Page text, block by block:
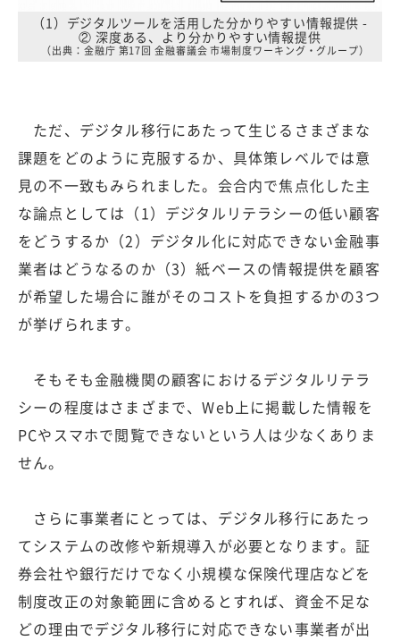
（1）デジタルツールを活用した分かりやすい情報提供 -
② 深度ある、より分かりやすい情報提供
（出典：金融庁 第17回 金融審議会 市場制度ワーキング・グループ）
ただ、デジタル移行にあたって生じるさまざまな
課題をどのように克服するか、具体策レベルでは意
見の不一致もみられました。会合内で焦点化した主
な論点としては（1）デジタルリテラシーの低い顧客
をどうするか（2）デジタル化に対応できない金融事
業者はどうなるのか（3）紙ベースの情報提供を顧客
が希望した場合に誰がそのコストを負担するかの3つ
が挙げられます。
そもそも金融機関の顧客におけるデジタルリテラ
シーの程度はさまざまで、Web上に掲載した情報を
PCやスマホで閲覧できないという人は少なくありま
せん。
さらに事業者にとっては、デジタル移行にあたっ
てシステムの改修や新規導入が必要となります。証
券会社や銀行だけでなく小規模な保険代理店などを
制度改正の対象範囲に含めるとすれば、資金不足な
どの理由でデジタル移行に対応できない事業者が出